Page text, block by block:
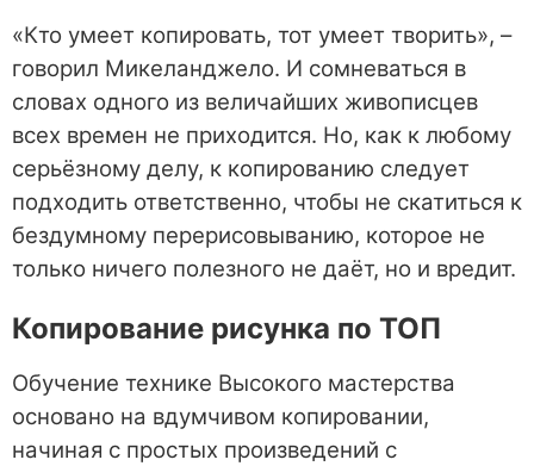
«Кто умеет копировать, тот умеет творить», –
говорил Микеланджело. И сомневаться в
словах одного из величайших живописцев
всех времен не приходится. Но, как к любому
серьёзному делу, к копированию следует
подходить ответственно, чтобы не скатиться к
бездумному перерисовыванию, которое не
только ничего полезного не даёт, но и вредит.
Копирование рисунка по ТОП
Обучение технике Высокого мастерства
основано на вдумчивом копировании,
начиная с простых произведений с